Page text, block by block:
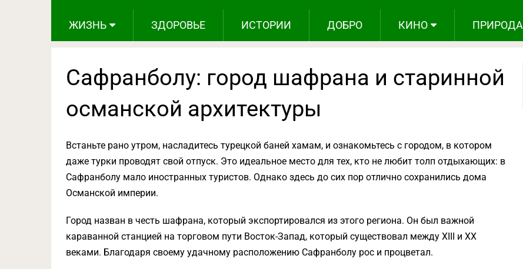
ЖИЗНЬ ЗДОРОВЬЕ ИСТОРИИ ДОБРО КИНО ПРИРОДА
Сафранболу: город шафрана и старинной
османской архитектуры
Встаньте рано утром, насладитесь турецкой баней хамам, и ознакомьтесь с городом, в котором
даже турки проводят свой отпуск. Это идеальное место для тех, кто не любит толп отдыхающих: в
Сафранболу мало иностранных туристов. Однако здесь до сих пор отлично сохранились дома
Османской империи.
Город назван в честь шафрана, который экспортировался из этого региона. Он был важной
караванной станцией на торговом пути Восток-Запад, который существовал между XIII и XX
веками. Благодаря своему удачному расположению Сафранболу рос и процветал.